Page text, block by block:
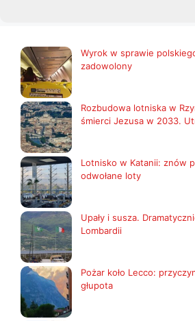
Wyrok w sprawie
zadowolony
Rozbudowa lotniska w
śmierci Jezusa w 2033.
Lotnisko w Katanii: znów
odwołane loty
Upały i susza.
Lombardii
Pożar koło Lecco:
głupota